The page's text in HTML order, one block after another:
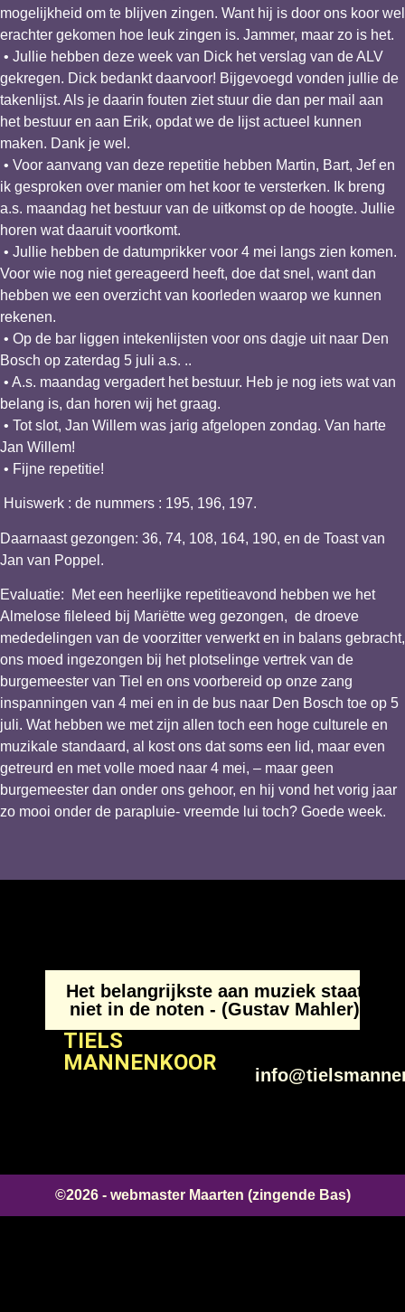
mogelijkheid om te blijven zingen. Want hij is door ons koor wel
erachter gekomen hoe leuk zingen is. Jammer, maar zo is het.
• Jullie hebben deze week van Dick het verslag van de ALV
gekregen. Dick bedankt daarvoor! Bijgevoegd vonden jullie de
takenlijst. Als je daarin fouten ziet stuur die dan per mail aan
het bestuur en aan Erik, opdat we de lijst actueel kunnen
maken. Dank je wel.
• Voor aanvang van deze repetitie hebben Martin, Bart, Jef en
ik gesproken over manier om het koor te versterken. Ik breng
a.s. maandag het bestuur van de uitkomst op de hoogte. Jullie
horen wat daaruit voortkomt.
• Jullie hebben de datumprikker voor 4 mei langs zien komen.
Voor wie nog niet gereageerd heeft, doe dat snel, want dan
hebben we een overzicht van koorleden waarop we kunnen
rekenen.
• Op de bar liggen intekenlijsten voor ons dagje uit naar Den
Bosch op zaterdag 5 juli a.s. ..
• A.s. maandag vergadert het bestuur. Heb je nog iets wat van
belang is, dan horen wij het graag.
• Tot slot, Jan Willem was jarig afgelopen zondag. Van harte
Jan Willem!
• Fijne repetitie!
Huiswerk : de nummers : 195, 196, 197.
Daarnaast gezongen: 36, 74, 108, 164, 190, en de Toast van
Jan van Poppel.
Evaluatie: Met een heerlijke repetitieavond hebben we het
Almelose fileleed bij Mariëtte weg gezongen, de droeve
mededelingen van de voorzitter verwerkt en in balans gebracht,
ons moed ingezongen bij het plotselinge vertrek van de
burgemeester van Tiel en ons voorbereid op onze zang
inspanningen van 4 mei en in de bus naar Den Bosch toe op 5
juli. Wat hebben we met zijn allen toch een hoge culturele en
muzikale standaard, al kost ons dat soms een lid, maar even
getreurd en met volle moed naar 4 mei, – maar geen
burgemeester dan onder ons gehoor, en hij vond het vorig jaar
zo mooi onder de parapluie- vreemde lui toch? Goede week.
Het belangrijkste aan muziek staat
niet in de noten - (Gustav Mahler)
TIELS
MANNENKOOR
©2026 - webmaster Maarten (zingende Bas)